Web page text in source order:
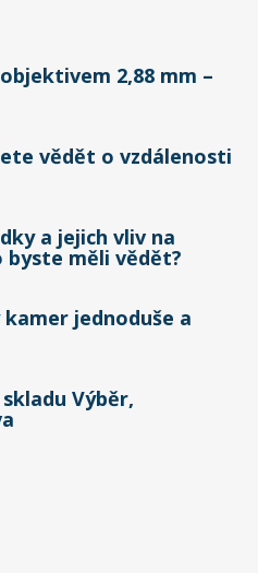
2,88 mm –
vědět o vzdálenosti
a jejich vliv na
byste měli vědět?
jednoduše a
Výběr,